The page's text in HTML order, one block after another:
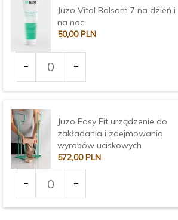
Juzo Vital Balsam 7 na dzień i
na noc
50,00 PLN
dla
produktu
3375
Juzo Easy Fit urządzenie do
zakładania i zdejmowania
wyrobów uciskowych
572,00 PLN
dla
produktu
3377